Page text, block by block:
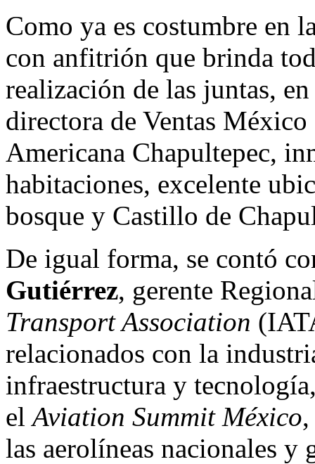
Como ya es costumbre en
con anfitrión que brinda
realización de las juntas,
directora de Ventas
Americana Chapultepec,
habitaciones, excelente
bosque y Castillo de
De igual forma, se contó
Gutiérrez, gerente
Transport Association
relacionados con la
infraestructura y
elAviation Summit México
las aerolíneas nacionales y